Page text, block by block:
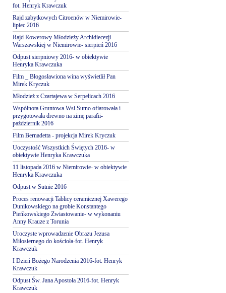
fot. Henryk Krawczuk
Rajd zabytkowych Citroenów w Niemirowie-
lipiec 2016
Rajd Rowerowy Młodzieży Archidiecezji
Warszawskiej w Niemirowie- sierpień 2016
Odpust sierpniowy 2016- w obiektywie
Henryka Krawczuka
Film _ Błogosławiona wina wyświetlił Pan
Mirek Kryczuk
Młodzież z Czartajewa w Serpelicach 2016
Wspólnota Gruntowa Wsi Sutno ofiarowała i
przygotowała drewno na zimę parafii-
październik 2016
Film Bernadetta - projekcja Mirek Kryczuk
Uoczystość Wszystkich Świętych 2016- w
obiektywie Henryka Krawczuka
11 listopada 2016 w Niemirowie- w obiektywie
Henryka Krawczuka
Odpust w Sutnie 2016
Proces renowacji Tablicy ceramicznej Xawerego
Dunikowskiego na grobie Konstantego
Pieńkowskiego Zwiastowanie- w wykonaniu
Anny Krauze z Torunia
Uroczyste wprowadzenie Obrazu Jezusa
Miłosiernego do kościoła-fot. Henryk
Krawczuk
I Dzień Bożego Narodzenia 2016-fot. Henryk
Krawczuk
Odpust Św. Jana Apostoła 2016-fot. Henryk
Krawczuk